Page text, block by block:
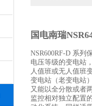
国电南瑞
NSR600RF-D 系列
电压等级的变电站
人值班或无人值班
变电站（老变电站
又能以全分散或者
监控相对独立配置